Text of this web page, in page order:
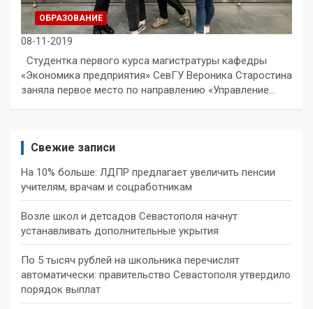
ОБРАЗОВАНИЕ
08-11-2019
Студентка первого курса магистратуры кафедры
«Экономика предприятия» СевГУ Вероника Старостина
заняла первое место по направлению «Управление…
Свежие записи
На 10% больше: ЛДПР предлагает увеличить пенсии
учителям, врачам и соцработникам
Возле школ и детсадов Севастополя начнут
устанавливать дополнительные укрытия
По 5 тысяч рублей на школьника перечислят
автоматически: правительство Севастополя утвердило
порядок выплат